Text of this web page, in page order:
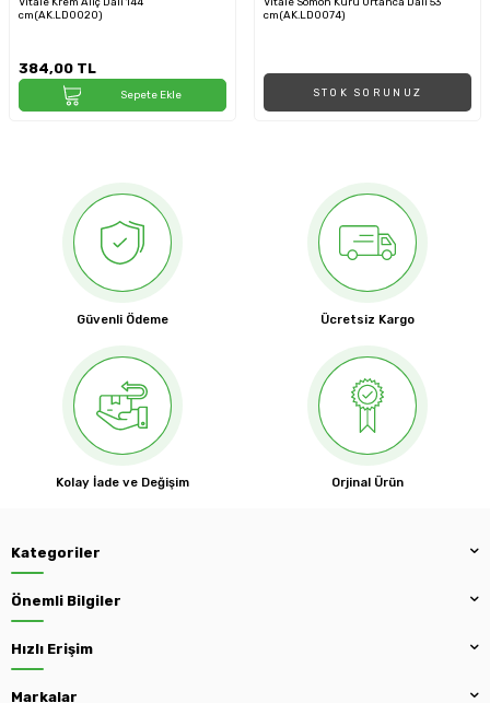
cm(AK.LD0020)
384,00 TL
Sepete Ekle
cm(AK.LD0074)
STOK SORUNUZ
Güvenli Ödeme Ücretsiz Kargo
Kolay İade ve Değişim Orjinal Ürün
Kategoriler
Önemli Bilgiler
Hızlı Erişim
Markalar